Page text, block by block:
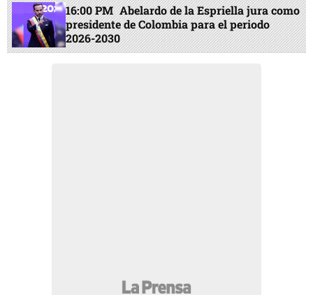
16:00 PM Abelardo de la Espriella jura como
presidente de Colombia para el periodo
2026-2030